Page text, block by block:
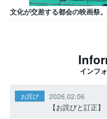
文化が交差する都会の映画祭。
インフ
お詫び
2026.02.06
【お詫びと訂正